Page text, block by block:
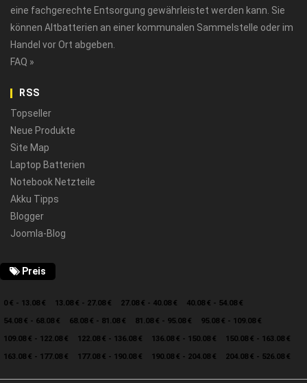
eine fachgerechte Entsorgung gewährleistet werden kann. Sie
können Altbatterien an einer kommunalen Sammelstelle oder im
Handel vor Ort abgeben.
FAQ »
RSS
Topseller
Neue Produkte
Site Map
Laptop Batterien
Notebook Netzteile
Akku Tipps
Blogger
Joomla-Blog
Preis
0 € - 13.08 € 13.08 € - 27.08 € 27.08 € - 40.08 €
40.08 € - 54.08 €
54.08 € - 68.08 €
68.08 € - 81.08 € 81.08 € - 95.08 €
95.08 € - 109.08 €
109.08 € - 122.08 €
122.08 € - 136.08 € 136.08 € - 150.08 €
150.08 € - 163.08 €
163.08 € - 177.08 €
177.08 € - 190.08 € 190.08 € - 204.08 € 204.08 € - 526.08 €